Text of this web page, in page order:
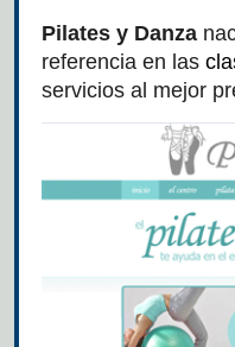
Pilates y Danza
referencia en las
servicios al mejor